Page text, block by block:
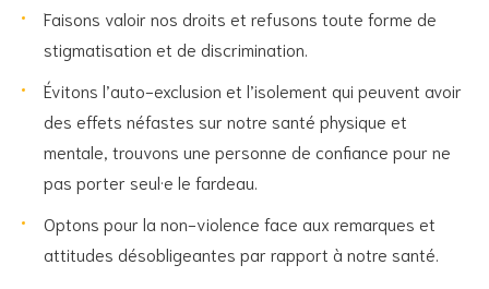
Faisons valoir nos droits et refusons toute forme de
stigmatisation et de discrimination.
Évitons l’auto-exclusion et l’isolement qui peuvent avoir
des effets néfastes sur notre santé physique et
mentale, trouvons une personne de confiance pour ne
pas porter seul·e le fardeau.
Optons pour la non-violence face aux remarques et
attitudes désobligeantes par rapport à notre santé.